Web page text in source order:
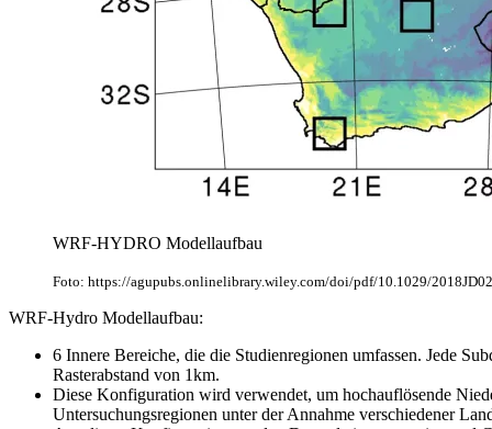
WRF-HYDRO Modellaufbau
Foto: https://agupubs.onlinelibrary.wiley.com/doi/pdf/10.1029/
WRF-Hydro Modellaufbau:
6 Innere Bereiche, die die Studienregionen umfassen. Jede
Rasterabstand von 1km.
Diese Konfiguration wird verwendet, um hochauflösende
Untersuchungsregionen unter der Annahme verschiedener